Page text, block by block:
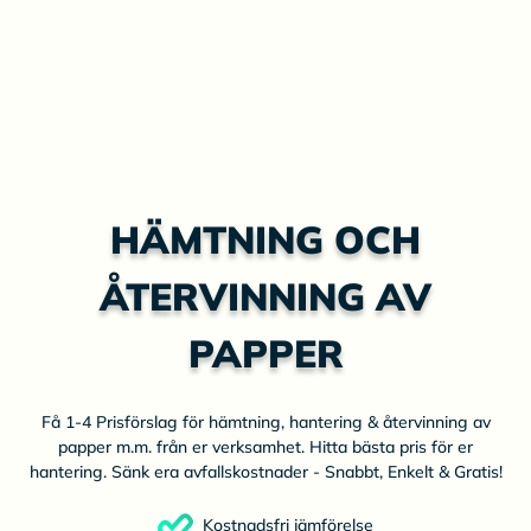
HÄMTNING OCH
ÅTERVINNING AV
PAPPER
Få 1-4 Prisförslag för hämtning, hantering & återvinning av
papper m.m. från er verksamhet. Hitta bästa pris för er
hantering. Sänk era avfallskostnader - Snabbt, Enkelt & Gratis!
Kostnadsfri jämförelse